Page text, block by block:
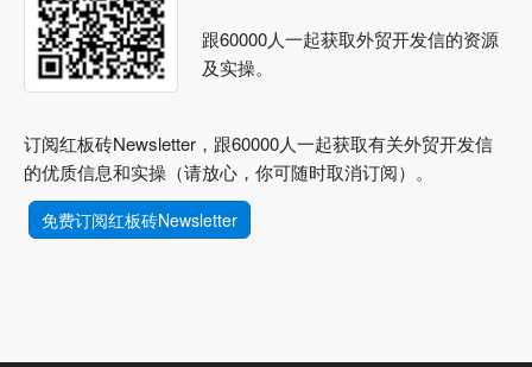
跟60000人一起获取外贸开发信的资源
及实操。
订阅红板砖Newsletter，跟60000人一起获取有关外贸开发信
的优质信息和实操（请放心，你可随时取消订阅）。
免费订阅红板砖Newsletter